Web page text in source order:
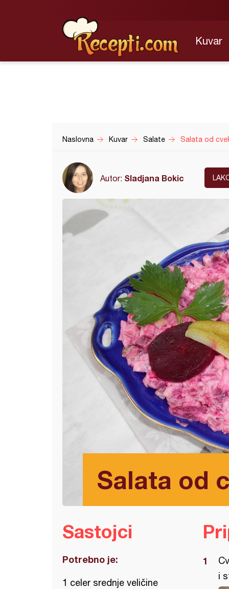
Kuvar
Naslovna Kuvar Salate Salata od
Autor: Sladjana Bokic
Salata od
Sastojci
Potrebno je:
1 celer srednje veličine
i